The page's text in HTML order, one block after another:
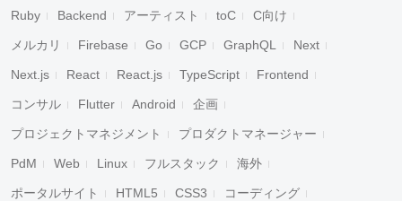
Ruby Backend アーティスト toC C向け
メルカリ Firebase Go GCP GraphQL Next
Next.js React React.js TypeScript Frontend
コンサル Flutter Android 企画
プロジェクトマネジメント プロダクトマネージャー
PdM Web Linux フルスタック 海外
ポータルサイト HTML5 CSS3 コーディング